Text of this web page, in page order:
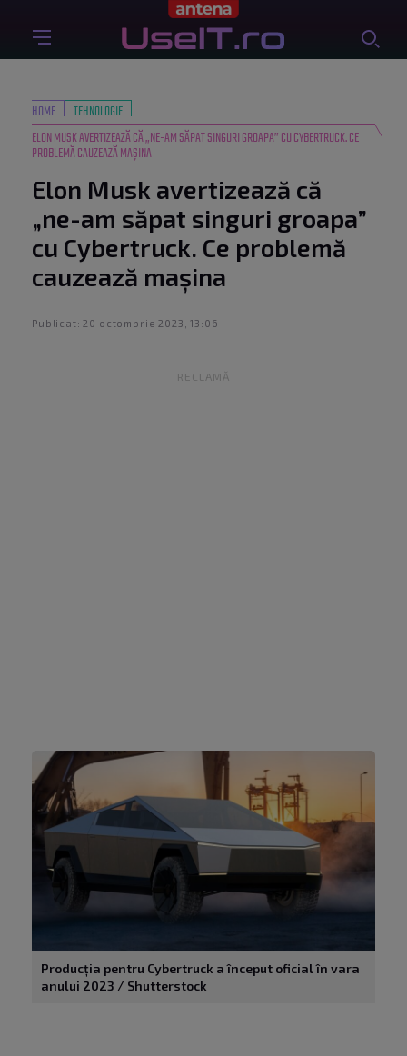
HOME
TEHNOLOGIE
ELON MUSK AVERTIZEAZĂ CĂ „NE-AM SĂPAT SINGURI GROAPA” CU CYBERTRUCK. CE
PROBLEMĂ CAUZEAZĂ MAȘINA
Elon Musk avertizează că
„ne-am săpat singuri groapa”
cu Cybertruck. Ce problemă
cauzează mașina
Publicat: 20 octombrie 2023, 13:06
RECLAMĂ
Producția pentru Cybertruck a început oficial în vara
anului 2023 / Shutterstock